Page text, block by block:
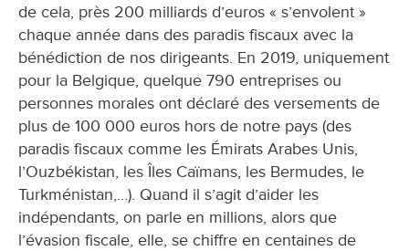
de cela, près 200 milliards d’euros « s’envolent »
chaque année dans des paradis fiscaux avec la
bénédiction de nos dirigeants. En 2019, uniquement
pour la Belgique, quelque 790 entreprises ou
personnes morales ont déclaré des versements de
plus de 100 000 euros hors de notre pays (des
paradis fiscaux comme les Émirats Arabes Unis,
l’Ouzbékistan, les Îles Caïmans, les Bermudes, le
Turkménistan,…). Quand il s’agit d’aider les
indépendants, on parle en millions, alors que
l’évasion fiscale, elle, se chiffre en centaines de